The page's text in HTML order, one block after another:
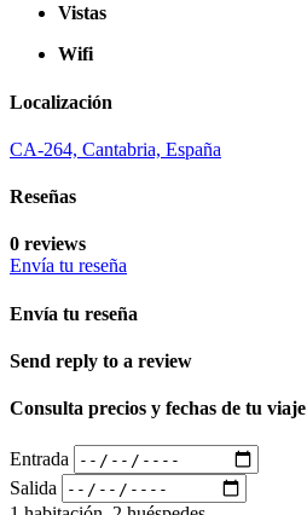
Vistas
Wifi
Localización
CA-264, Cantabria, España
Reseñas
0 reviews
Envía tu reseña
Envía tu reseña
Send reply to a review
Consulta precios y fechas de tu viaje
Entrada
Salida